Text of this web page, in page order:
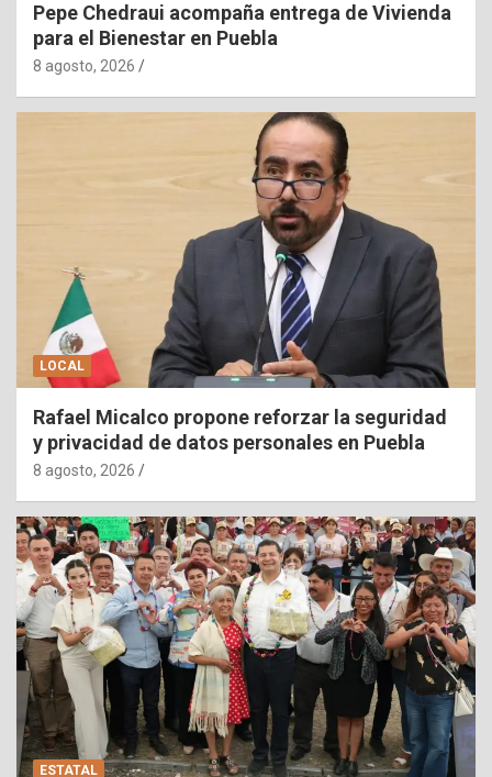
Pepe Chedraui acompaña entrega de Vivienda
para el Bienestar en Puebla
8 agosto, 2026
LOCAL
Rafael Micalco propone reforzar la seguridad
y privacidad de datos personales en Puebla
8 agosto, 2026
ESTATAL